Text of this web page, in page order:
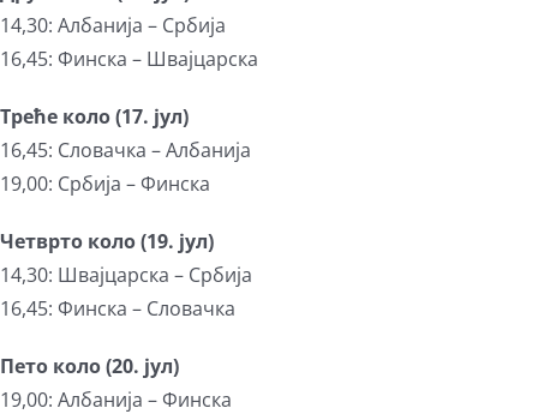
14,30: Албанија – Србија
16,45: Финска – Швајцарска
Треће коло (17. јул)
16,45: Словачка – Албанија
19,00: Србија – Финска
Четврто коло (19. јул)
14,30: Швајцарска – Србија
16,45: Финска – Словачка
Пето коло (20. јул)
19,00: Албанија – Финска